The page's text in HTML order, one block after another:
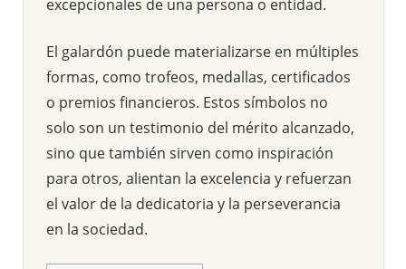
excepcionales de una persona o entidad.
El galardón puede materializarse en múltiples
formas, como trofeos, medallas, certificados
o premios financieros. Estos símbolos no
solo son un testimonio del mérito alcanzado,
sino que también sirven como inspiración
para otros, alientan la excelencia y refuerzan
el valor de la dedicatoria y la perseverancia
en la sociedad.